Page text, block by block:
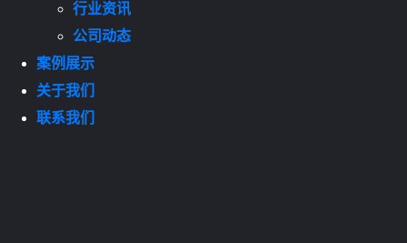
行业资讯
公司动态
案例展示
关于我们
联系我们